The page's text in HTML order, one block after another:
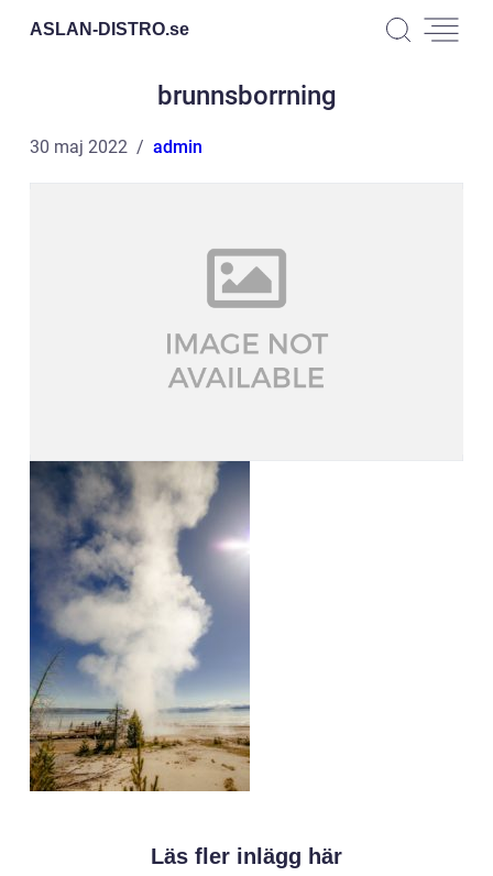
ASLAN-DISTRO.se
brunnsborrning
30 maj 2022 admin
Läs fler inlägg här